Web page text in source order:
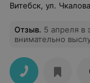
Витебск, ул.
Отзыв. 5 апреля в
внимательно
женщина. Еще в
скидку в 20%
сюда.